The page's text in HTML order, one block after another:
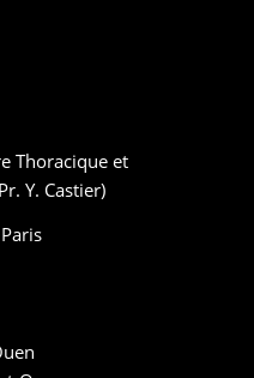
Thoracique et
Y. Castier)